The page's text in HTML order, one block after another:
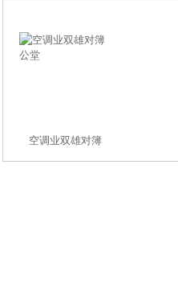
空调业双雄对簿